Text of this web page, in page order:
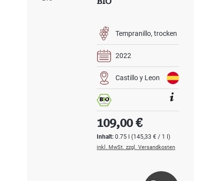
Tempranillo trocken
2022
Castillo y Leon
Inhalt:0.75 l(145,33 € / 1 l)
Regulärer Preis:
109,00 €
inkl. MwSt. zzgl. Versandkosten